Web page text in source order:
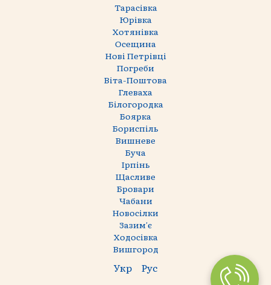
Тарасівка
Юрівка
Хотянівка
Осещина
Нові Петрівці
Погреби
Віта-Поштова
Глеваха
Білогородка
Боярка
Бориспіль
Вишневе
Буча
Ірпінь
Щасливе
Бровари
Чабани
Новосілки
Зазим'є
Ходосівка
Вишгород
Укр Рус